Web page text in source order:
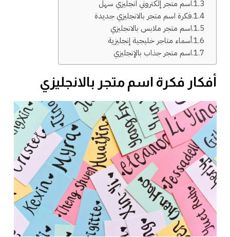
اسم متجر إلكتروني انجليزي سهل
فكرة اسم متجر بالانجليزي جديدة
اسم متجر ملابس بالانجليزي
أسماء متاجر خليجية إنجليزية
اسم متجر جذاب بالإنجليزي
أفكار فكرة اسم متجر بالانجليزي